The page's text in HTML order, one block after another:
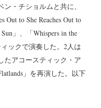
・チショルムと共に、
Out to She Reaches Out to
」、「Whispers in the
ックで演奏した。2人は
たアコースティック・ア
」を再演した。以下